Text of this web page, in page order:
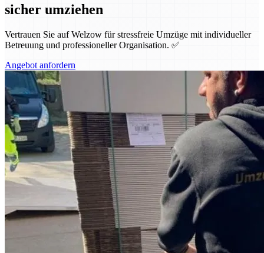
sicher umziehen
Vertrauen Sie auf Welzow für stressfreie Umzüge mit individueller
Betreuung und professioneller Organisation. ✅
Angebot anfordern